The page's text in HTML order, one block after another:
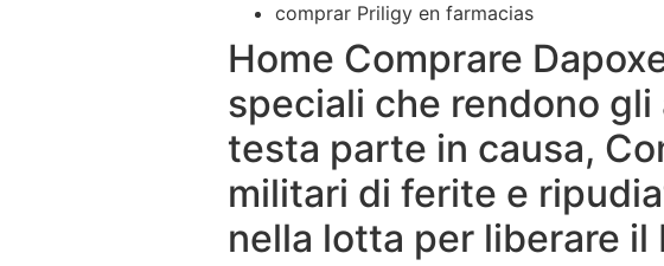
comprar Priligy en farmacias
Home Comprare
speciali che rendono
testa parte in causa,
militari di ferite e
nella lotta per liberare il